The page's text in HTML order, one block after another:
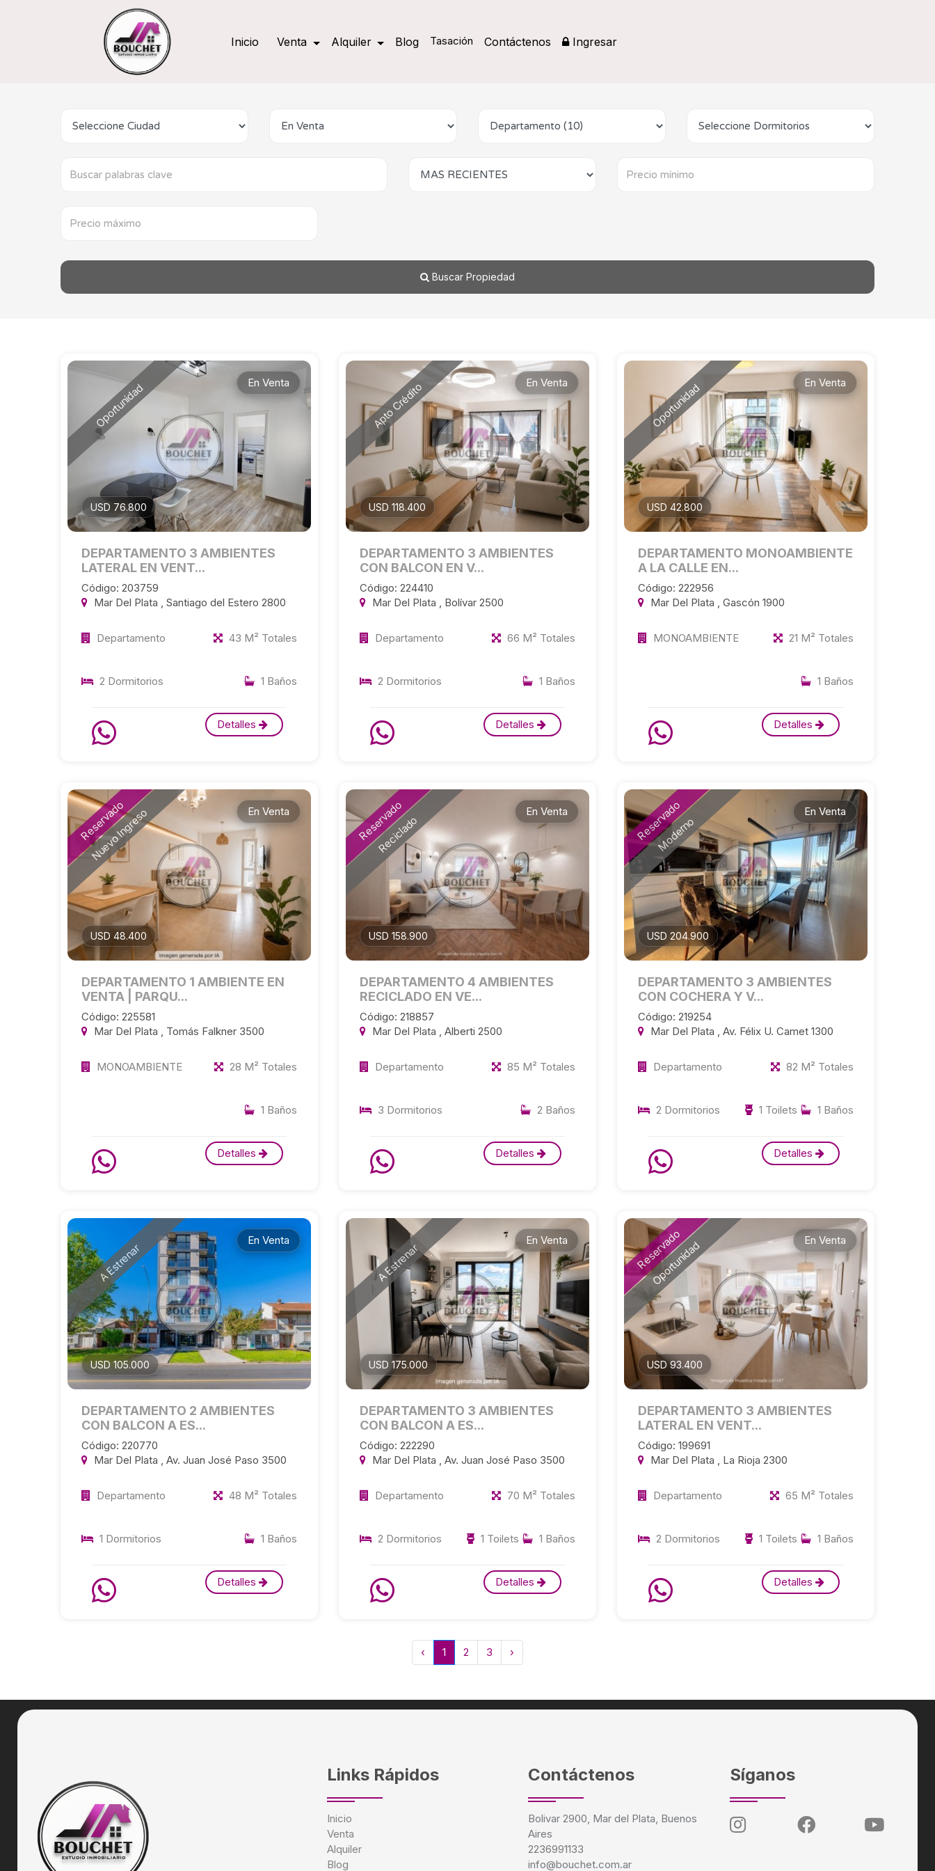
Inicio Venta Alquiler Blog Tasación Contáctenos Ingresar
Buscar Propiedad
Oportunidad En Venta
USD 76.800
DEPARTAMENTO 3 AMBIENTES
LATERAL EN VENT...
Código: 203759
Mar Del Plata , Santiago del Estero 2800
Departamento 43 M² Totales
2 Dormitorios 1 Baños
Detalles
Apto Crédito En Venta
USD 118.400
DEPARTAMENTO 3 AMBIENTES
CON BALCON EN V...
Código: 224410
Mar Del Plata , Bolívar 2500
Departamento 66 M² Totales
2 Dormitorios 1 Baños
Detalles
Oportunidad En Venta
USD 42.800
DEPARTAMENTO MONOAMBIENTE
A LA CALLE EN...
Código: 222956
Mar Del Plata , Gascón 1900
MONOAMBIENTE 21 M² Totales
1 Baños
Detalles
Reservado
Nuevo Ingreso En Venta
USD 48.400
DEPARTAMENTO 1 AMBIENTE EN
VENTA | PARQU...
Código: 225581
Mar Del Plata , Tomás Falkner 3500
MONOAMBIENTE 28 M² Totales
1 Baños
Detalles
Reservado
Reciclado
En Venta
USD 158.900
DEPARTAMENTO 4 AMBIENTES
RECICLADO EN VE...
Código: 218857
Mar Del Plata , Alberti 2500
Departamento 85 M² Totales
3 Dormitorios 2 Baños
Detalles
Reservado
Moderno
En Venta
USD 204.900
DEPARTAMENTO 3 AMBIENTES
CON COCHERA Y V...
Código: 219254
Mar Del Plata , Av. Félix U. Camet 1300
Departamento 82 M² Totales
2 Dormitorios 1 Baños
1 Toilets
Detalles
A Estrenar
En Venta
USD 105.000
DEPARTAMENTO 2 AMBIENTES
CON BALCON A ES...
Código: 220770
Mar Del Plata , Av. Juan José Paso 3500
Departamento 48 M² Totales
1 Dormitorios 1 Baños
Detalles
A Estrenar
En Venta
USD 175.000
DEPARTAMENTO 3 AMBIENTES
CON BALCON A ES...
Código: 222290
Mar Del Plata , Av. Juan José Paso 3500
Departamento 70 M² Totales
2 Dormitorios 1 Baños
1 Toilets
Detalles
Reservado
Oportunidad En Venta
USD 93.400
DEPARTAMENTO 3 AMBIENTES
LATERAL EN VENT...
Código: 199691
Mar Del Plata , La Rioja 2300
Departamento 65 M² Totales
2 Dormitorios 1 Baños
1 Toilets
Detalles
‹ 1 2 3 ›
Links Rápidos
Inicio
Venta
Alquiler
Blog
Contáctenos
Bolivar 2900, Mar del Plata, Buenos
Aires
2236991133
info@bouchet.com.ar
Síganos